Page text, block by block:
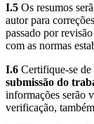
I.5 Os resumos
autor para
passado por
com as normas
I.6 Certifique-se de
submissão do
informações serão
verificação,